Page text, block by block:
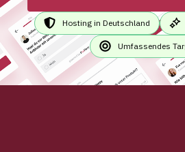
Hosting in Deutschland
Umfassendes